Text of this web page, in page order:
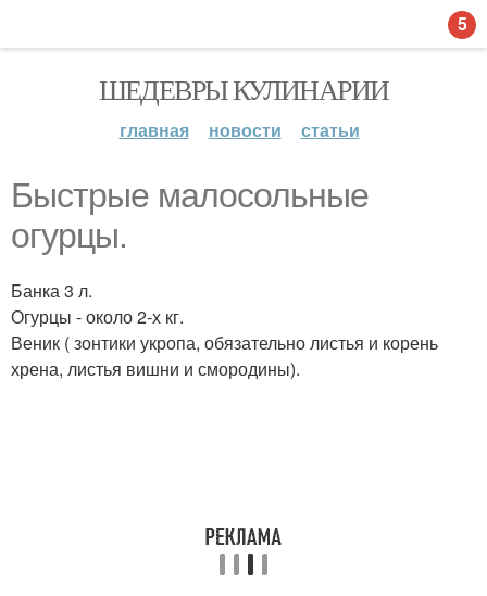
ШЕДЕВРЫ КУЛИНАРИИ
главная новости статьи
Быстрые малосольные
огурцы.
Банка 3 л.
Огурцы - около 2-х кг.
Веник ( зонтики укропа, обязательно листья и корень
хрена, листья вишни и смородины).
5